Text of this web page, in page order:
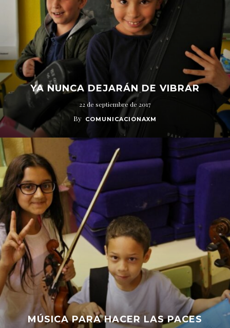
YA NUNCA DEJARÁN DE VIBRAR
22 de septiembre de 2017
By COMUNICACIONAXM
MÚSICA PARA HACER LAS PACES